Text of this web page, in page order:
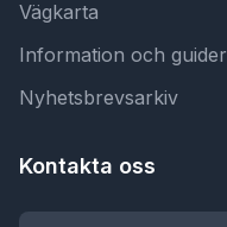
Vägkarta
Information och guider
Nyhetsbrevsarkiv
Kontakta oss